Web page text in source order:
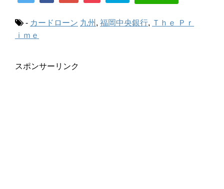
- カードローン 九州 , 福岡中央銀行, Ｔｈｅ Ｐｒ
ｉｍｅ
スポンサーリンク